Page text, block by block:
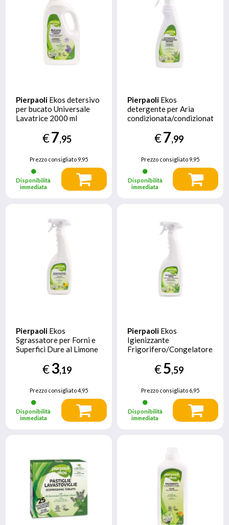
Pierpaoli Ekos detersivo
per bucato Universale
Lavatrice 2000 ml
€7,95
Prezzo consigliato9,95
Disponibilità
immediata
Pierpaoli Ekos
detergente per Aria
condizionata/condizionatore
€7,99
Prezzo consigliato 9,95
Disponibilità
immediata
Pierpaoli Ekos
Sgrassatore per Forni e
Superfici Dure al Limone
€3,19
Prezzo consigliato4,95
Disponibilità
immediata
Pierpaoli Ekos
Igienizzante
Frigorifero/Congelatore
€5,59
Prezzo consigliato 6,95
Disponibilità
immediata